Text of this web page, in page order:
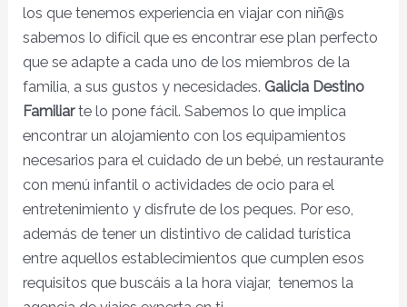
los que tenemos experiencia en viajar con niñ@s
sabemos lo difícil que es encontrar ese plan perfecto
que se adapte a cada uno de los miembros de la
familia, a sus gustos y necesidades.Galicia Destino
Familiarte lo pone fácil. Sabemos lo que implica
encontrar un alojamiento con los equipamientos
necesarios para el cuidado de un bebé, un restaurante
con menú infantil o actividades de ocio para el
entretenimiento y disfrute de los peques. Por eso,
además de tener un distintivo de calidad turística
entre aquellos establecimientos que cumplen esos
requisitos que buscáis a la hora viajar, tenemos la